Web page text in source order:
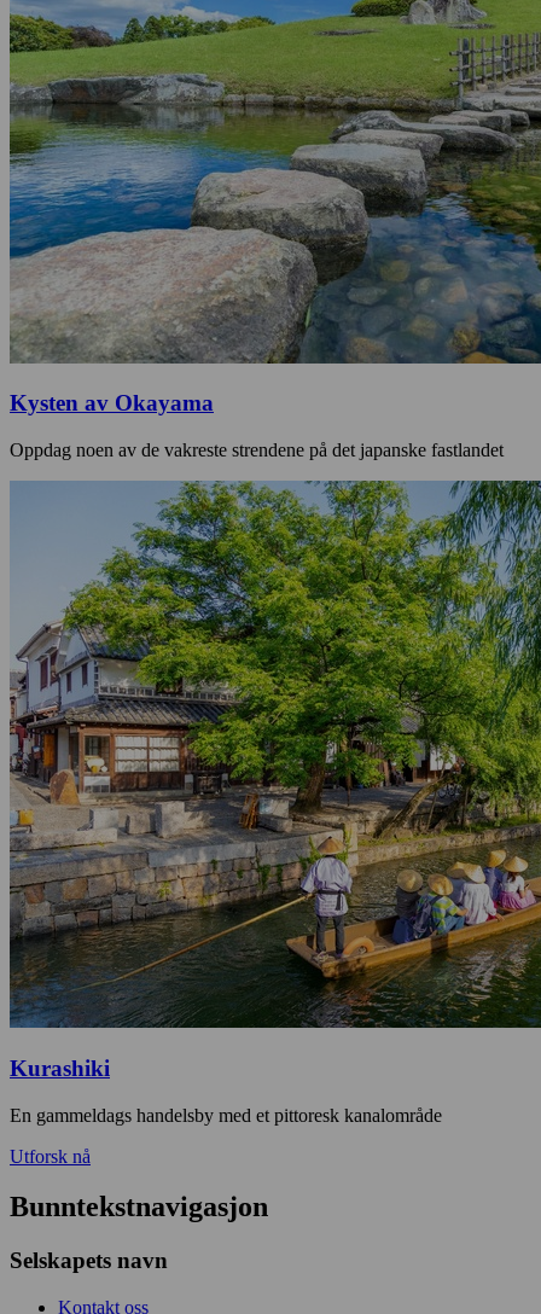
Kysten av Okayama
Oppdag noen av de vakreste strendene på det japanske fastlandet
Kurashiki
En gammeldags handelsby med et pittoresk kanalområde
Utforsk nå
Bunntekstnavigasjon
Selskapets navn
Kontakt oss